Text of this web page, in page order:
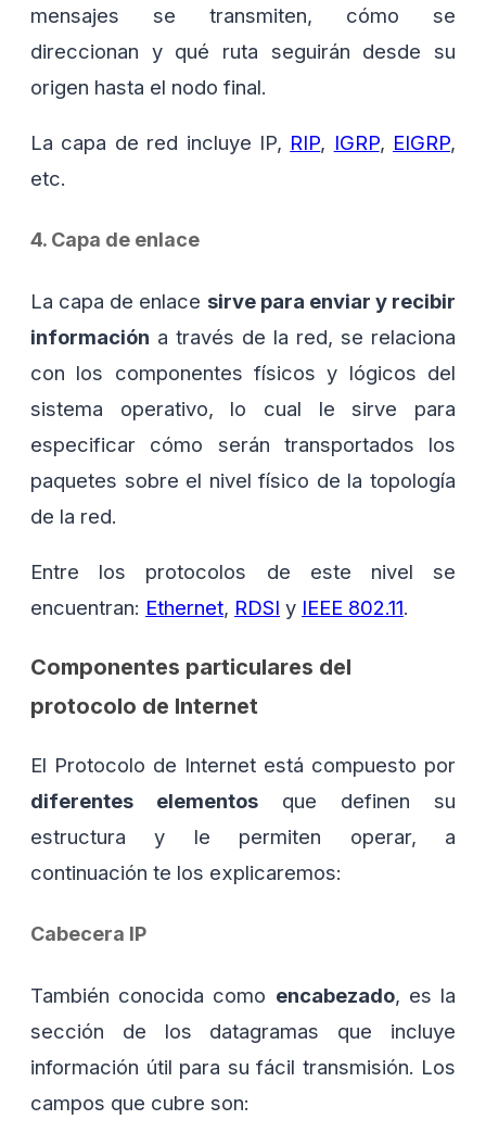
mensajes se transmiten, cómo se
direccionan y qué ruta seguirán desde su
origen hasta el nodo final.
La capa de red incluye IP, RIP, IGRP, EIGRP,
etc.
4. Capa de enlace
La capa de enlace sirve para enviar y recibir
información a través de la red, se relaciona
con los componentes físicos y lógicos del
sistema operativo, lo cual le sirve para
especificar cómo serán transportados los
paquetes sobre el nivel físico de la topología
de la red.
Entre los protocolos de este nivel se
encuentran: Ethernet, RDSI y IEEE 802.11.
Componentes particulares del
protocolo de Internet
El Protocolo de Internet está compuesto por
diferentes elementos que definen su
estructura y le permiten operar, a
continuación te los explicaremos:
Cabecera IP
También conocida como encabezado, es la
sección de los datagramas que incluye
información útil para su fácil transmisión. Los
campos que cubre son: